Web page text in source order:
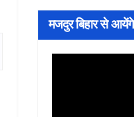
मजदुर बिहार से आयेंगे